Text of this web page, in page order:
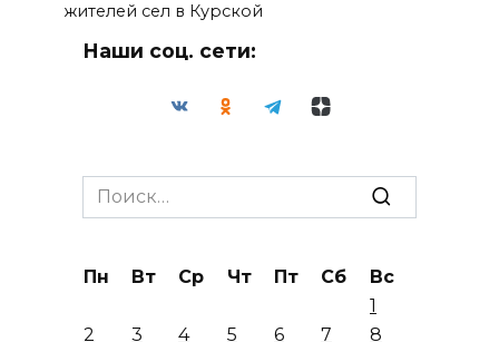
жителей сел в Курской
Наши соц. сети:
Search
for:
Пн Вт Ср Чт Пт Сб
Вс
1
2
3 4 5 6 7
8